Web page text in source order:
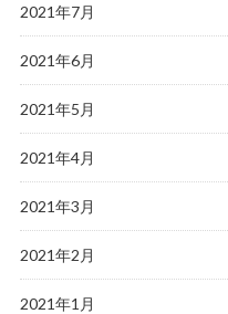
2021年7月
2021年6月
2021年5月
2021年4月
2021年3月
2021年2月
2021年1月